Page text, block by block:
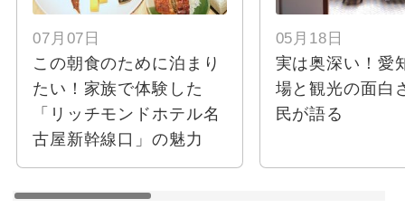
07月07日
この朝食のために泊まり
たい！家族で体験した
「リッチモンドホテル名
古屋新幹線口」の魅力
05月18日
実は奥深い！愛
場と観光の面白
民が語る